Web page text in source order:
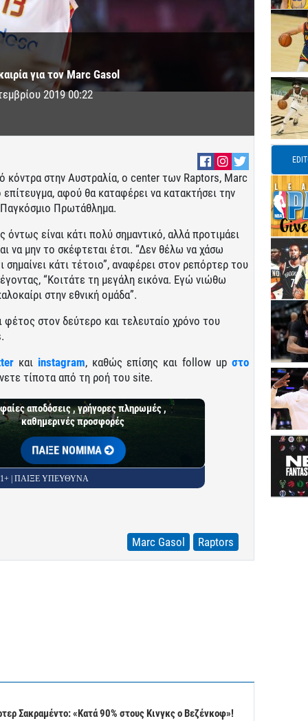
για τον Marc Gasol
2019 00:22
κόντρα στην Αυστραλία, ο center των Raptors, Marc
επίτευγμα, αφού θα καταφέρει να κατακτήσει την
Παγκόσμιο Πρωτάθλημα.
είναι κάτι πολύ σημαντικό, αλλά προτιμάει
να μην το σκέφτεται έτσι. “Δεν θέλω να χάσω
κάτι τέτοιο”, αναφέρει στον ρεπόρτερ του
“Κοιτάτε τη μεγάλη εικόνα. Εγώ νιώθω
στην εθνική ομάδα”.
στον δεύτερο και τελευταίο χρόνο του
και instagram, καθώς επίσης και follow up στο
τίποτα από τη ροή του site.
αποδόσεις , γρήγορες πληρωμές ,
καθημερινές προσφορές
ΠΑΙΞΕ ΝΟΜΙΜΑ
| ΠΑΙΞΕ ΥΠΕΥΘΥΝΑ
Marc Gasol Raptors
Σακραμέντο: «Κατά 90% στους Κινγκς ο Βεζένκοφ»!